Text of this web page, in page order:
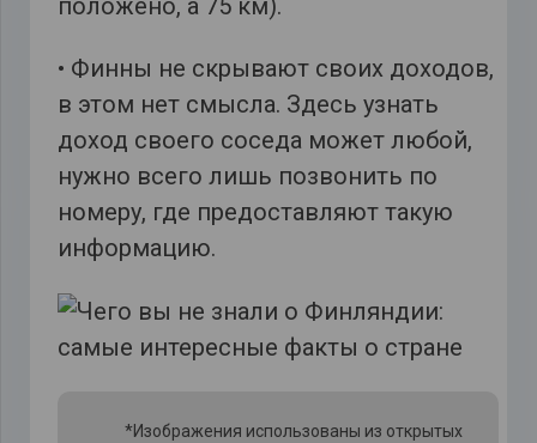
• Финны не скрывают своих доходов,
в этом нет смысла. Здесь узнать
доход своего соседа может любой,
нужно всего лишь позвонить по
номеру, где предоставляют такую
информацию.
*Изображения использованы из открытых